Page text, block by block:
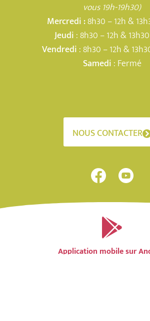
vous 19h-19h30)
Mercredi :8h30 – 12h &
Jeudi : 8h30 – 12h &
Vendredi : 8h30 – 12h &
Samedi : Fermé
NOUS CONTACTER
Application mobile sur